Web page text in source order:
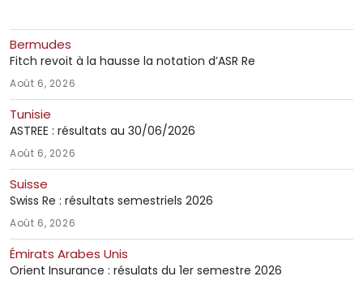
Bermudes
Fitch revoit à la hausse la notation d’ASR Re
Août 6, 2026
Tunisie
ASTREE : résultats au 30/06/2026
Août 6, 2026
Suisse
Swiss Re : résultats semestriels 2026
Août 6, 2026
Émirats Arabes Unis
Orient Insurance : résulats du 1er semestre 2026